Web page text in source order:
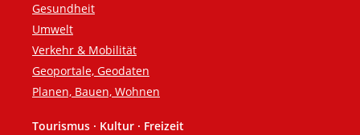
Gesundheit
Umwelt
Verkehr & Mobilität
Geoportale, Geodaten
Planen, Bauen, Wohnen
Tourismus · Kultur · Freizeit